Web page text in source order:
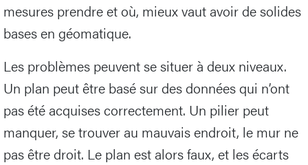
mesures prendre et où, mieux vaut avoir de solides
bases en géomatique.
Les problèmes peuvent se situer à deux niveaux.
Un plan peut être basé sur des données qui n’ont
pas été acquises correctement. Un pilier peut
manquer, se trouver au mauvais endroit, le mur ne
pas être droit. Le plan est alors faux, et les écarts